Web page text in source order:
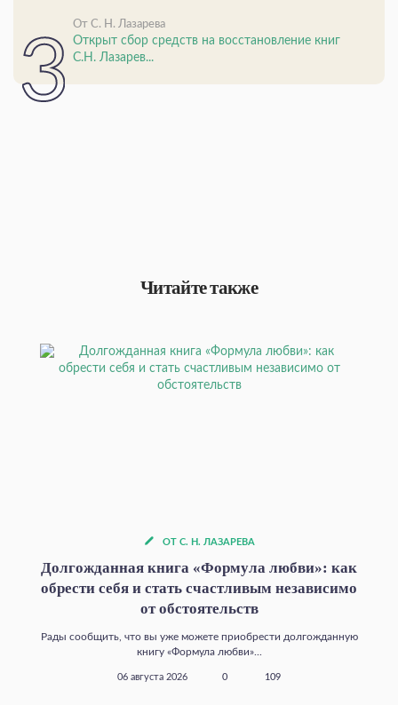
От С. Н. Лазарева
Открыт сбор средств на восстановление книг
С.Н. Лазарев...
Читайте также
ОТ С. Н. ЛАЗАРЕВА
Долгожданная книга «Формула любви»: как
обрести себя и стать счастливым независимо
от обстоятельств
Рады сообщить, что вы уже можете приобрести долгожданную
книгу «Формула любви»...
06 августа 2026 0 109